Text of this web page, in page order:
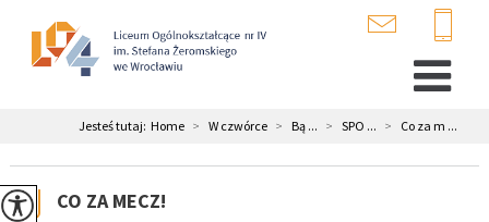
Jesteś tutaj: Home > W czwórce > Bą ... > SPO ... > Co za m ...
CO ZA MECZ!